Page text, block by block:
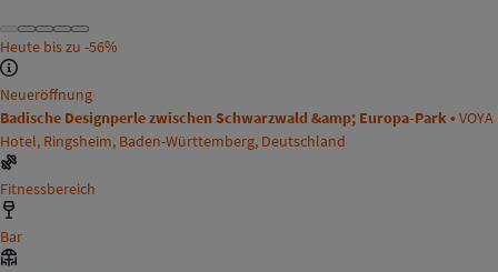
Heute bis zu -56%
Neueröffnung
Badische Designperle zwischen Schwarzwald &amp; Europa-Park • VOYA
Hotel, Ringsheim, Baden-Württemberg, Deutschland
Fitnessbereich
Bar